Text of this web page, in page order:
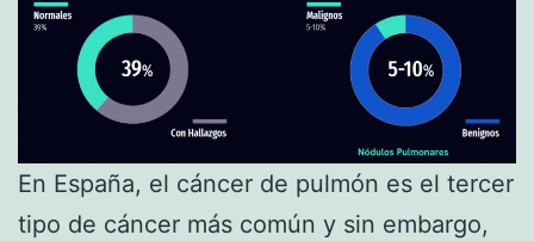
En España, el cáncer de pulmón es el tercer
tipo de cáncer más común y sin embargo,